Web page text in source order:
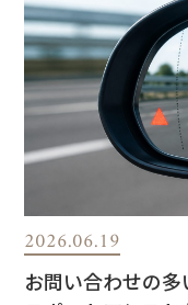
2026.06.19
お問い合わせの多